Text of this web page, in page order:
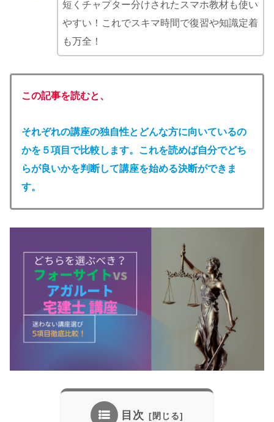
短くチャプター分けされたスマホ教材も使い
やすい！これでスキマ時間で復習や知識定着
も万全！
この記事を読むと、
それぞれの講座の独自性とどんな方に向いているの
かを５項目で比較します。これを読めば自分でどち
らが良いかを判断して講座を始める決断ができま
す。
目次